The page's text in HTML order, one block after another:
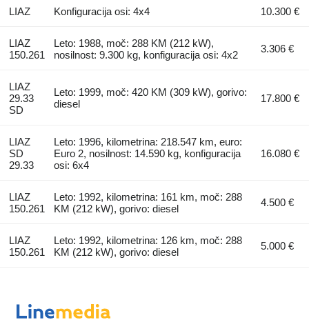
LIAZ Konfiguracija osi: 4x4 10.300 €
LIAZ
150.261
Leto: 1988, moč: 288 KM (212 kW),
nosilnost: 9.300 kg, konfiguracija osi: 4x2
3.306 €
LIAZ
29.33
SD
Leto: 1999, moč: 420 KM (309 kW), gorivo:
diesel
17.800 €
LIAZ
SD
29.33
Leto: 1996, kilometrina: 218.547 km, euro:
Euro 2, nosilnost: 14.590 kg, konfiguracija
osi: 6x4
16.080 €
LIAZ
150.261
Leto: 1992, kilometrina: 161 km, moč: 288
KM (212 kW), gorivo: diesel
4.500 €
LIAZ
150.261
Leto: 1992, kilometrina: 126 km, moč: 288
KM (212 kW), gorivo: diesel
5.000 €